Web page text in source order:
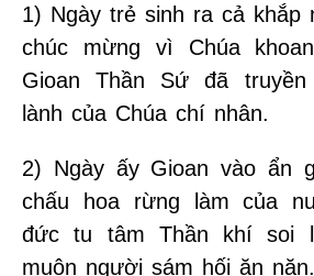
1) Ngày trẻ sinh ra cả khắp
chúc mừng vì Chúa
Gioan Thần Sứ đã
lành của Chúa chí nhân.
2) Ngày ấy Gioan vào ẩn
chấu hoa rừng làm của
đức tu tâm Thần khí soi
muôn người sám hối ăn năn.